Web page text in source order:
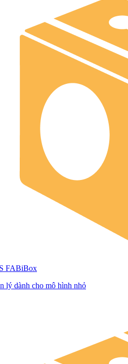
FABiBox
lý dành cho mô hình nhỏ